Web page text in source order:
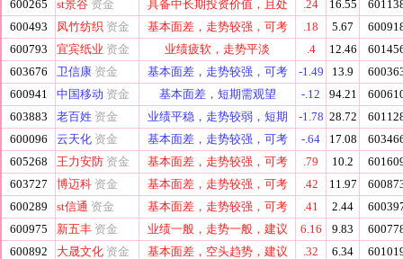
600265
st景谷 资金 具备中长期投资价值，且处 .24 16.55
600493
凤竹纺织 资金 基本面差，走势较强，可考 .18 5.67
600793
宜宾纸业 资金 业绩疲软，走势平淡 .4 12.46
603676
卫信康 资金 基本面差，走势较强，可考 -1.49 13.9
600941
中国移动 资金 基本面差，短期需观望 -.12 94.21
603883
老百姓 资金 业绩平稳，走势较弱，短期 -1.78 28.72
600096
云天化 资金 基本面差，走势较强，可考 -.64 17.08
605268
王力安防 资金 基本面差，走势较强，可考 .79 10.2
603727
博迈科 资金 基本面差，走势较强，可考 .42 11.97
600289
st信通 资金 基本面差，走势较强，可考 .41 2.44
600975
新五丰 资金 业绩一般，走势一般，建议 6.16 9.83
600892
大晟文化 资金 基本面差，空头趋势，建议 .32 6.34